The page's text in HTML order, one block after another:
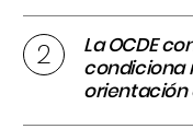
La OCDE
condiciona